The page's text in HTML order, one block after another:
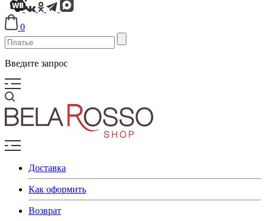
0
Введите запрос
Доставка
Как оформить
Возврат